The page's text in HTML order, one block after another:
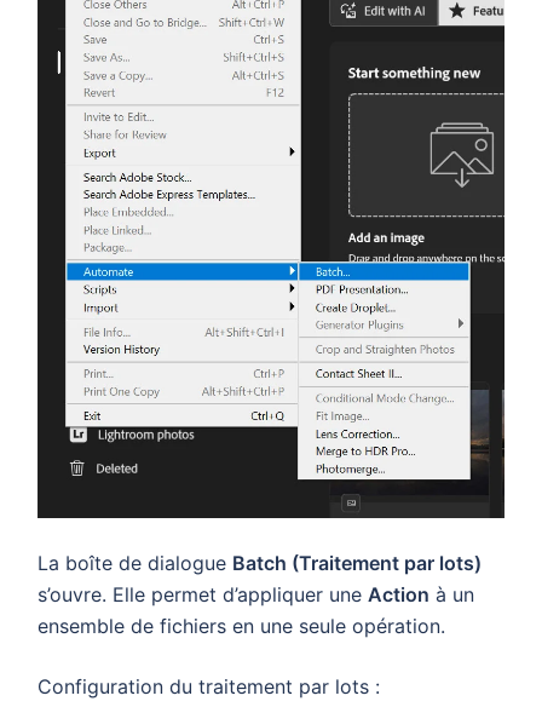
La boîte de dialogue Batch (Traitement par lots)
s’ouvre. Elle permet d’appliquer une Action à un
ensemble de fichiers en une seule opération.
Configuration du traitement par lots :